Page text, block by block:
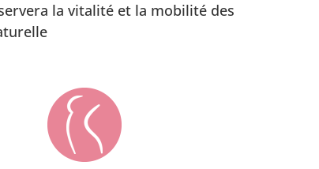
la vitalité et la mobilité des